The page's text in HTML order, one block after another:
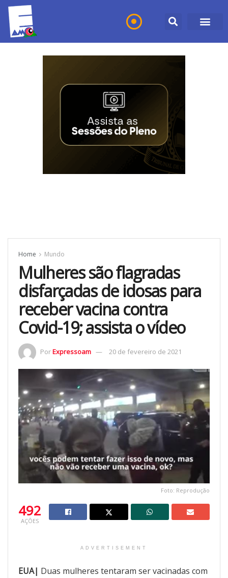
Home Mundo
Mulheres são flagradas
disfarçadas de idosas para
receber vacina contra
Covid-19; assista o vídeo
PorExpressoam 20 de fevereiro de 2021
Foto: Reprodução
492
AÇÕES
ADVERTISEMENT
EUA| Duas mulheres tentaram ser vacinadas com